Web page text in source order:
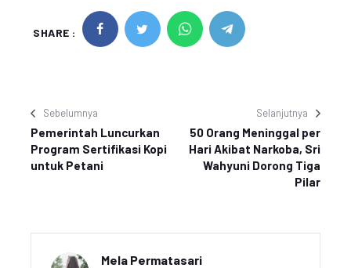
SHARE :
Sebelumnya
Pemerintah Luncurkan
Program Sertifikasi Kopi
untuk Petani
Selanjutnya
50 Orang Meninggal per
Hari Akibat Narkoba, Sri
Wahyuni Dorong Tiga
Pilar
Mela Permatasari